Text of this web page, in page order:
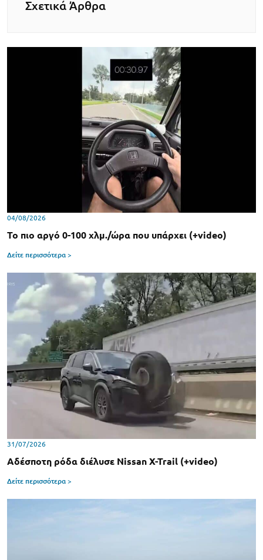
Σχετικά Άρθρα
04/08/2026
Το πιο αργό 0-100 χλμ./ώρα που υπάρχει (+video)
Δείτε περισσότερα >
31/07/2026
Αδέσποτη ρόδα διέλυσε Nissan X-Trail (+video)
Δείτε περισσότερα >